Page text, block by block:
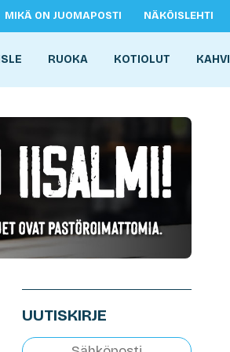
MIKÄ ON JUOMAPOSTI NÄKÖISLEHTI
RUOKA KOTIOLUT KAHVI
UUTISKIRJE